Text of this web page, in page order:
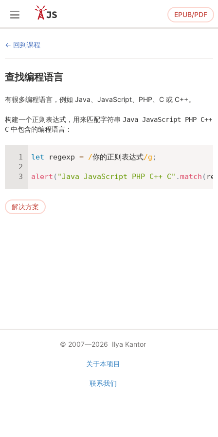
EPUB/PDF
回到课程
查找编程语言
有很多编程语言，例如 Java、JavaScript、PHP、C 或 C++。
构建一个正则表达式，用来匹配字符串 Java JavaScript PHP C++
C 中包含的编程语言：
let regexp = /你的正则表达式/g ;
alert ( "Java JavaScript PHP C++ C" .match (
解决方案
© 2007—2026 Ilya Kantor
关于本项目
联系我们